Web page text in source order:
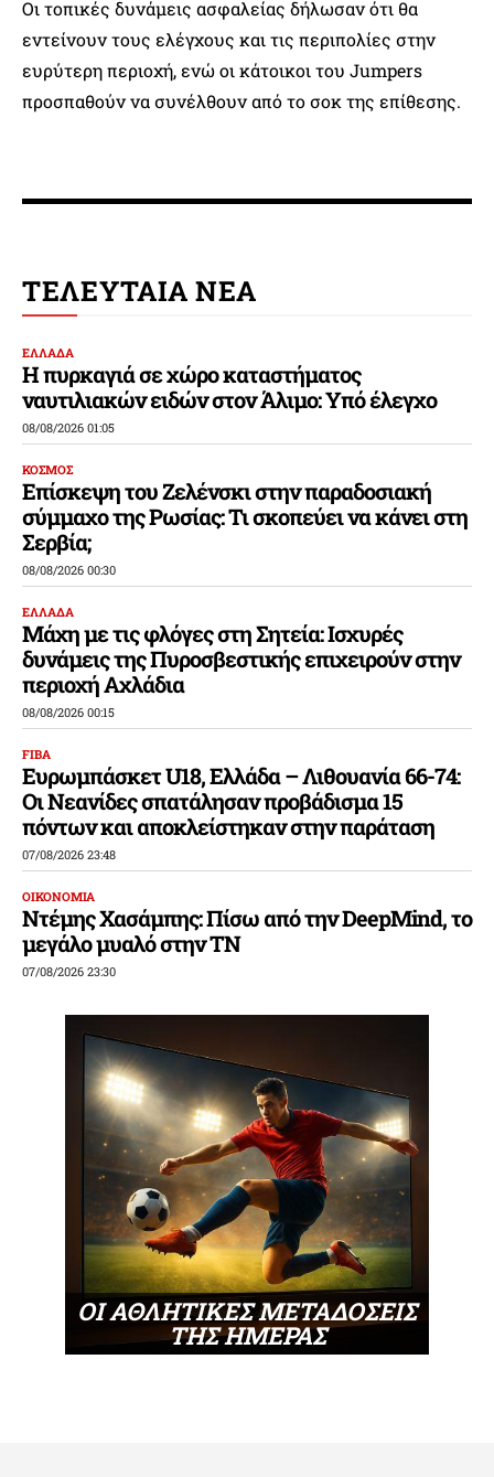
Οι τοπικές δυνάμεις ασφαλείας δήλωσαν ότι θα
εντείνουν τους ελέγχους και τις περιπολίες στην
ευρύτερη περιοχή, ενώ οι κάτοικοι του Jumpers
προσπαθούν να συνέλθουν από το σοκ της επίθεσης.
ΤΕΛΕΥΤΑΙΑ ΝΕΑ
ΕΛΛΑΔΑ
Η πυρκαγιά σε χώρο καταστήματος
ναυτιλιακών ειδών στον Άλιμο: Υπό έλεγχο
08/08/2026 01:05
ΚΟΣΜΟΣ
Επίσκεψη του Ζελένσκι στην παραδοσιακή
σύμμαχο της Ρωσίας: Τι σκοπεύει να κάνει στη
Σερβία;
08/08/2026 00:30
ΕΛΛΑΔΑ
Μάχη με τις φλόγες στη Σητεία: Ισχυρές
δυνάμεις της Πυροσβεστικής επιχειρούν στην
περιοχή Αχλάδια
08/08/2026 00:15
FIBA
Ευρωμπάσκετ U18, Ελλάδα – Λιθουανία 66-74:
Οι Νεανίδες σπατάλησαν προβάδισμα 15
πόντων και αποκλείστηκαν στην παράταση
07/08/2026 23:48
ΟΙΚΟΝΟΜΙΑ
Ντέμης Χασάμπης: Πίσω από την DeepMind, το
μεγάλο μυαλό στην ΤΝ
07/08/2026 23:30
ΟΙ ΑΘΛΗΤΙΚΕΣ ΜΕΤΑΔΟΣΕΙΣ
ΤΗΣ ΗΜΕΡΑΣ